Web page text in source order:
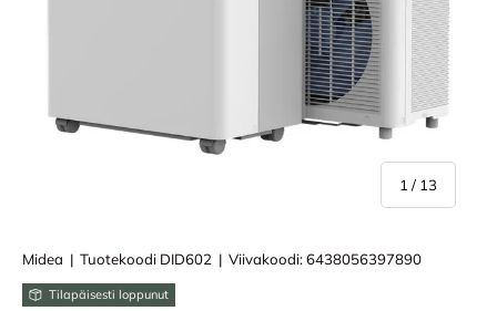
1 / /13
Midea | Tuotekoodi DID602 | Viivakoodi:6438056397890
Tilapäisesti loppunut